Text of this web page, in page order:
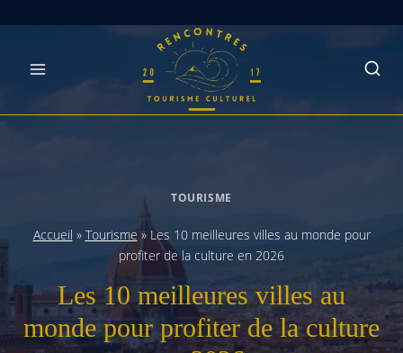
TOURISME
Accueil » Tourisme » Les 10 meilleures villes au monde pour
profiter de la culture en 2026
Les 10 meilleures villes au
monde pour profiter de la culture